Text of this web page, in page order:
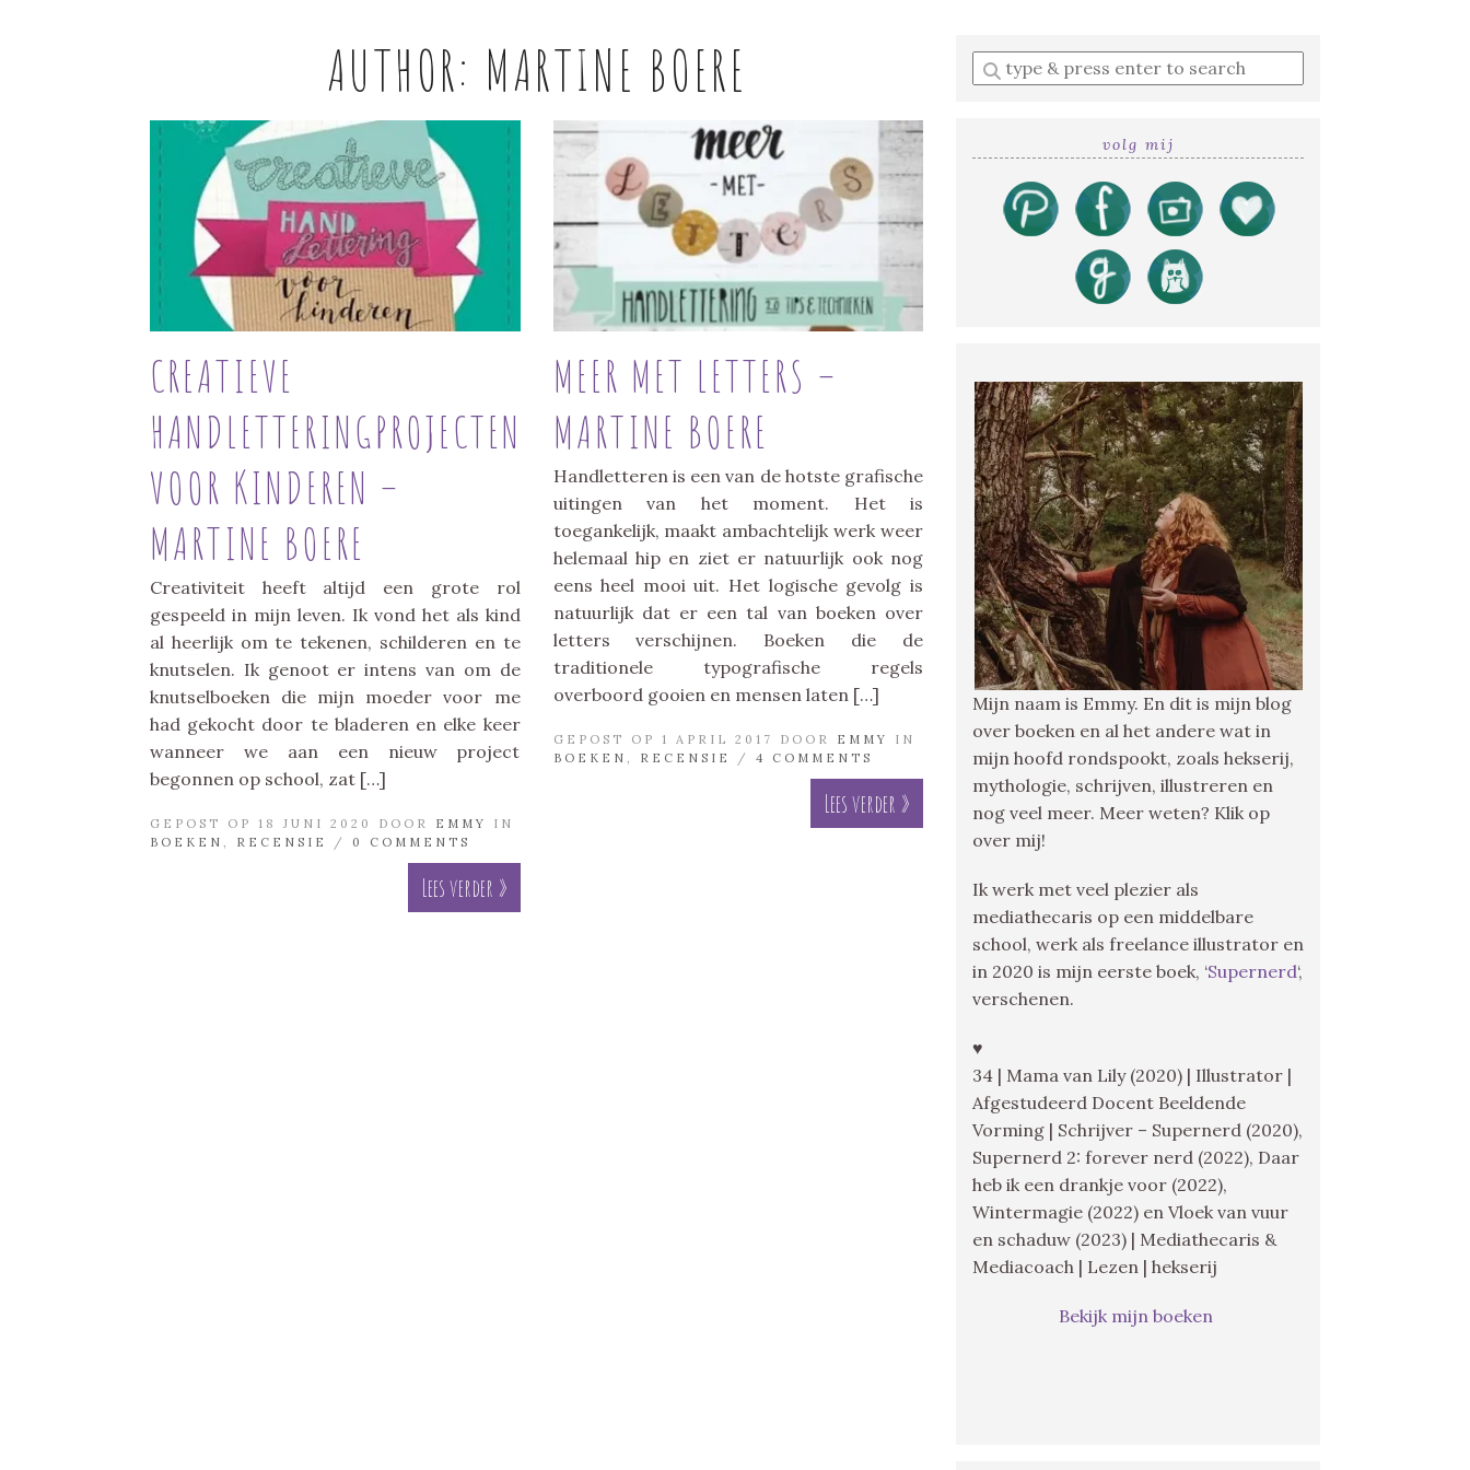
AUTHOR: MARTINE BOERE
CREATIEVE
HANDLETTERINGPROJECTEN
VOOR KINDEREN –
MARTINE BOERE
Creativiteit heeft altijd een grote rol
gespeeld in mijn leven. Ik vond het als kind
al heerlijk om te tekenen, schilderen en te
knutselen. Ik genoot er intens van om de
knutselboeken die mijn moeder voor me
had gekocht door te bladeren en elke keer
wanneer we aan een nieuw project
begonnen op school, zat […]
GEPOST OP 18 JUNI 2020 DOOR EMMY
IN
BOEKEN , RECENSIE / 0 COMMENTS
Lees verder »
MEER MET LETTERS –
MARTINE BOERE
Handletteren is een van de hotste grafische
uitingen van het moment. Het is
toegankelijk, maakt ambachtelijk werk weer
helemaal hip en ziet er natuurlijk ook nog
eens heel mooi uit. Het logische gevolg is
natuurlijk dat er een tal van boeken over
letters verschijnen. Boeken die de
traditionele typografische regels
overboord gooien en mensen laten […]
GEPOST OP 1 APRIL 2017 DOOR EMMY
IN
BOEKEN , RECENSIE / 4 COMMENTS
Lees verder »
Enter
a
volg mij
Mijn naam is Emmy. En dit is mijn blog
over boeken en al het andere wat in
mijn hoofd rondspookt, zoals hekserij,
mythologie, schrijven, illustreren en
nog veel meer. Meer weten? Klik op
over mij!
Ik werk met veel plezier als
mediathecaris op een middelbare
school, werk als freelance illustrator en
in 2020 is mijn eerste boek, ‘Supernerd‘,
verschenen.
♥
34 | Mama van Lily (2020) | Illustrator |
Afgestudeerd Docent Beeldende
Vorming | Schrijver – Supernerd (2020),
Supernerd 2: forever nerd (2022), Daar
heb ik een drankje voor (2022),
Wintermagie (2022) en Vloek van vuur
en schaduw (2023) | Mediathecaris &
Mediacoach | Lezen | hekserij
Bekijk mijn boeken